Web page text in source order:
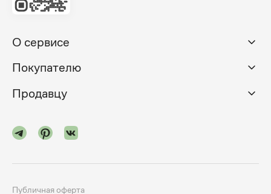
О сервисе
Покупателю
Продавцу
Публичная оферта